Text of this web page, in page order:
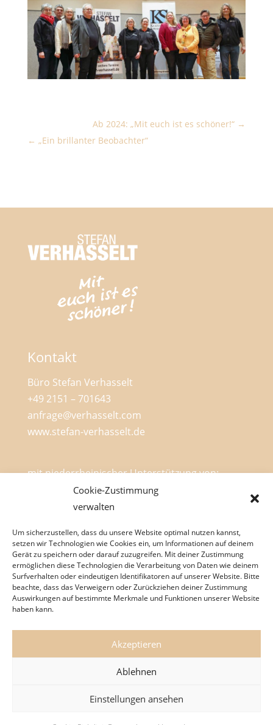
Cookie-Zustimmung
verwalten
Um sicherzustellen, dass du unsere Website optimal nutzen kannst,
setzen wir Technologien wie Cookies ein, um Informationen auf deinem
Gerät zu speichern oder darauf zuzugreifen. Mit deiner Zustimmung
ermöglichen diese Technologien die Verarbeitung von Daten wie deinem
Surfverhalten oder eindeutigen Identifikatoren auf unserer Website. Bitte
beachte, dass das Verweigern oder Zurückziehen deiner Zustimmung
Auswirkungen auf bestimmte Merkmale und Funktionen unserer Website
haben kann.
Akzeptieren
Ablehnen
Einstellungen ansehen
Ab 2024: „Mit euch ist es schöner!“
„Ein brillanter Beobachter“
Kontakt
Büro Stefan Verhasselt
+49 2151 – 701643
anfrage@verhasselt.com
www.stefan-verhasselt.de
mit niederrheinischer Unterstützung von:
Stefan Verhasselt
Neues Programm
Termine
Mein Blog
Mein Podcast
© 2026 Stefan Verhasselt - Kabarett 6.0 | Mit